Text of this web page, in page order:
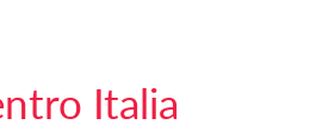
Italia